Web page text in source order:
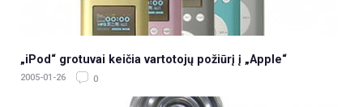
„iPod“ grotuvai keičia vartotojų požiūrį į „Apple“
2005-01-26 0